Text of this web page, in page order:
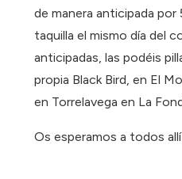
de manera anticipada
taquilla el mismo día del
anticipadas, las podéis
propia Black Bird, en El
en Torrelavega en La
Os esperamos a todos